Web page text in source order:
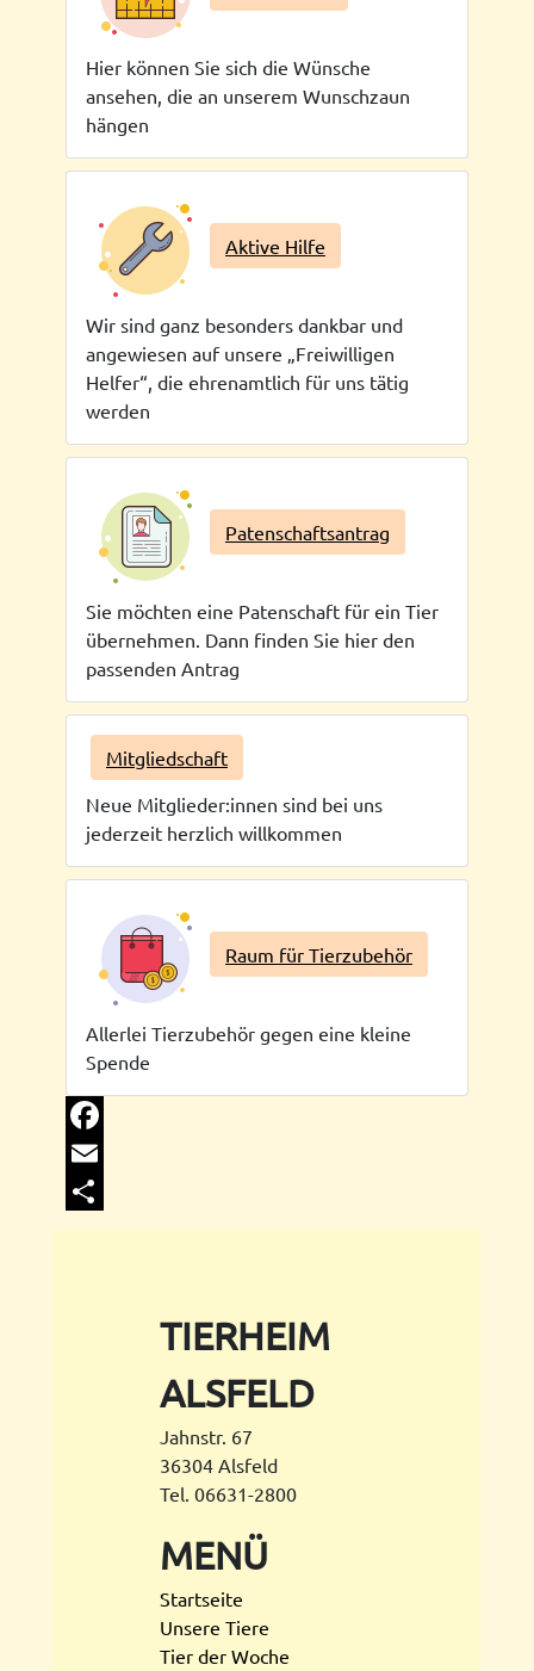
Hier können Sie sich die Wünsche
ansehen, die an unserem Wunschzaun
hängen
Aktive Hilfe
Wir sind ganz besonders dankbar und
angewiesen auf unsere „Freiwilligen
Helfer“, die ehrenamtlich für uns tätig
werden
Patenschaftsantrag
Sie möchten eine Patenschaft für ein Tier
übernehmen. Dann finden Sie hier den
passenden Antrag
Mitgliedschaft
Neue Mitglieder:innen sind bei uns
jederzeit herzlich willkommen
Raum für Tierzubehör
Allerlei Tierzubehör gegen eine kleine
Spende
Facebook
Email
TIERHEIM
ALSFELD
Jahnstr. 67
36304 Alsfeld
Tel. 06631-2800
MENÜ
Startseite
Unsere Tiere
Tier der Woche